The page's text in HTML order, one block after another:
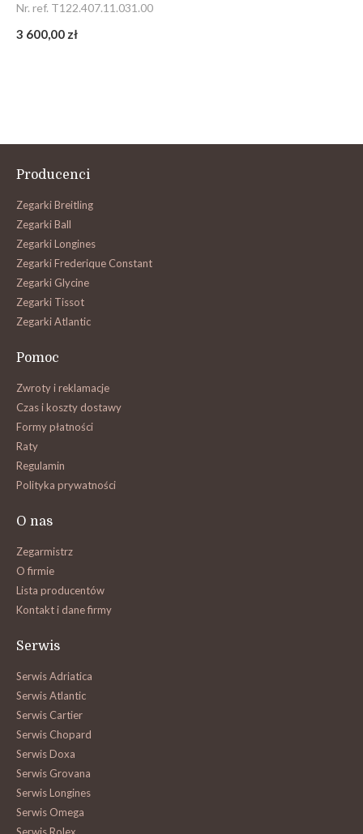
Nr. ref. T122.407.11.031.00
3 600,00 zł
Producenci
Zegarki Breitling
Zegarki Ball
Zegarki Longines
Zegarki Frederique Constant
Zegarki Glycine
Zegarki Tissot
Zegarki Atlantic
Pomoc
Zwroty i reklamacje
Czas i koszty dostawy
Formy płatności
Raty
Regulamin
Polityka prywatności
O nas
Zegarmistrz
O firmie
Lista producentów
Kontakt i dane firmy
Serwis
Serwis Adriatica
Serwis Atlantic
Serwis Cartier
Serwis Chopard
Serwis Doxa
Serwis Grovana
Serwis Longines
Serwis Omega